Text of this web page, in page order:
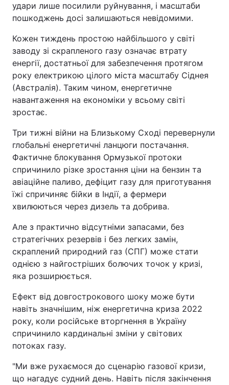
удари лише посилили руйнування, і масштаби
пошкоджень досі залишаються невідомими.
Кожен тиждень простою найбільшого у світі
заводу зі скрапленого газу означає втрату
енергії, достатньої для забезпечення протягом
року електрикою цілого міста масштабу Сіднея
(Австралія). Таким чином, енергетичне
навантаження на економіки у всьому світі
зростає.
Три тижні війни на Близькому Сході перевернули
глобальні енергетичні ланцюги постачання.
Фактичне блокування Ормузької протоки
спричинило різке зростання ціни на бензин та
авіаційне паливо, дефіцит газу для приготування
їжі спричиняє бійки в Індії, а фермери
хвилюються через дизель та добрива.
Але з практично відсутніми запасами, без
стратегічних резервів і без легких замін,
скраплений природний газ (СПГ) може стати
однією з найгостріших болючих точок у кризі,
яка розширюється.
Ефект від довгострокового шоку може бути
навіть значнішим, ніж енергетична криза 2022
року, коли російське вторгнення в Україну
спричинило кардинальні зміни у світових
потоках газу.
"Ми вже рухаємося до сценарію газової кризи,
що нагадує судний день. Навіть після закінчення